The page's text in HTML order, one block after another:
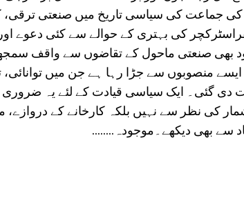
جماعت کی سیاسی تاریخ میں صنعتی ترقی،
کی بہتری کے حوالے سے کئی دعوے
بھی صنعتی ماحول کے تقاضوں سے واقف
منصوبوں سے جڑا رہا ہے جن میں توانائی،
دی گئی۔ ایک سیاسی قیادت کے لئے یہ
کی نظر سے نہیں بلکہ کارخانے کے دروازے،
سے بھی دیکھے۔موجودہ........